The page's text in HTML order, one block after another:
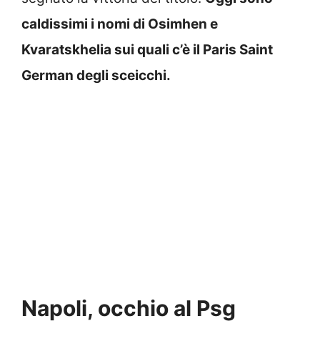
caldissimi i nomi di Osimhen e
Kvaratskhelia sui quali c’è il Paris Saint
German degli sceicchi.
Napoli, occhio al Psg